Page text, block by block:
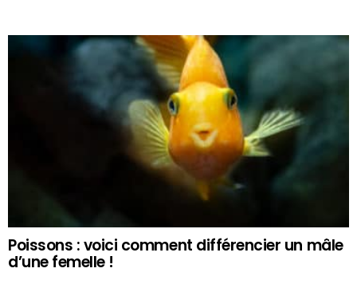
Poissons : voici comment différencier un mâle
d’une femelle !